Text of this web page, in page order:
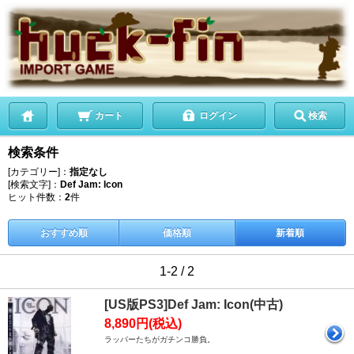
カート ログイン 検索
検索条件
[カテゴリー]： 指定なし
[検索文字]： Def Jam: Icon
ヒット件数： 2件
おすすめ順 価格順 新着順
1-2 / 2
[US版PS3]Def Jam: Icon(中古)
8,890円(税込)
ラッパーたちがガチンコ勝負。